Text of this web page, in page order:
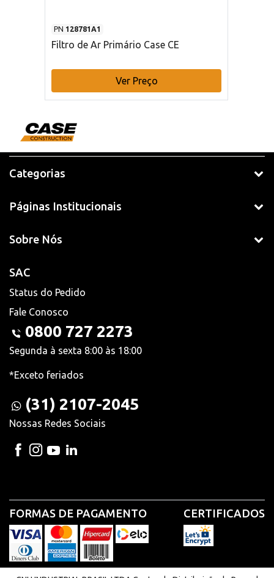
PN 128781A1
Filtro de Ar Primário Case CE
Ver Preço
Categorias
Páginas Institucionais
Sobre Nós
SAC
Status do Pedido
Fale Conosco
0800 727 2273
Segunda à sexta 8:00 às 18:00
*Exceto feriados
(31) 2107-2045
Nossas Redes Sociais
FORMAS DE PAGAMENTO CERTIFICADOS